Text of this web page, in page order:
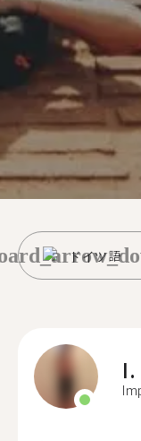
ドイツ語
I.